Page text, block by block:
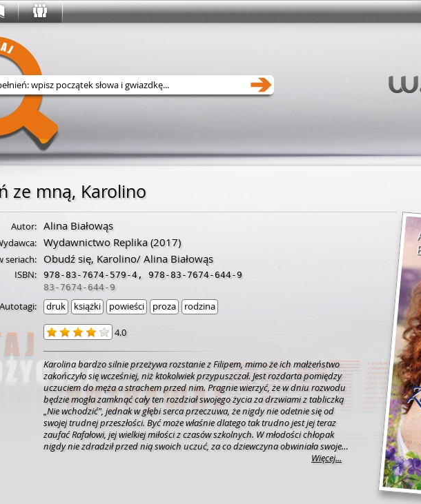
Wyszukaj w serwisie
ze mną, Karolino
Autor: Alina Białowąs
Wydawnictwo Replika(2017)
seriach: Obudź się, Karolino/ Alina Białowąs
ISBN: 978-83-7674-579-4, 978-83-7674-644-9
83-7674-644-9
Autotagi: druk książki powieści proza rodzina
4.0
Karolina bardzo silnie przeżywa rozstanie z Filipem, mimo że ich małżeństwo
zakończyło się wcześniej, niż ktokolwiek przypuszczał. Jest rozdarta pomiędzy
uczuciem do męża a strachem przed nim. Pragnie wierzyć, że w dniu rozwodu
będzie mogła zamknąć cały ten rozdział swojego życia za drzwiami z tabliczką
„Nie wchodzić", jednak w głębi serca przeczuwa, że nigdy nie odetnie się od
swojej trudnej przeszłości. Być może właśnie dlatego tak trudno jest jej teraz
zaufać Rafałowi, jej wielkiej miłości z czasów szkolnych. W młodości chłopak
nigdy nie zdradził przed nią swoich uczuć, za co dziewczyna obwiniała swoje
piegi, które w jej przekonaniu były największym mankamentem jej urody. Czy
Więcej...